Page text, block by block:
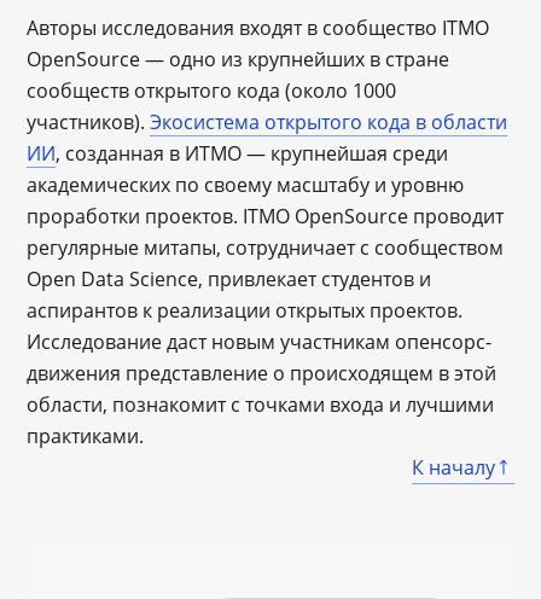
Авторы исследования входят в сообщество ITMO
OpenSource — одно из крупнейших в стране
сообществ открытого кода (около 1000
участников).Экосистема открытого кода в области
ИИ, созданная в ИТМО — крупнейшая среди
академических по своему масштабу и уровню
проработки проектов. ITMO OpenSource проводит
регулярные митапы, сотрудничает с сообществом
Open Data Science, привлекает студентов и
аспирантов к реализации открытых проектов.
Исследование даст новым участникам опенсорс-
движения представление о происходящем в этой
области, познакомит с точками входа и лучшими
практиками.
К началу